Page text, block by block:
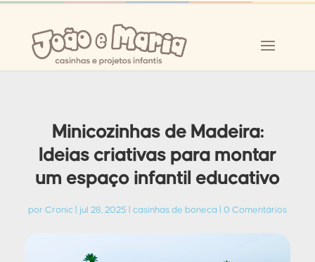
Minicozinhas de Madeira:
Ideias criativas para montar
um espaço infantil educativo
por Cronic jul 28, 2025 casinhas de boneca 0 Comentários